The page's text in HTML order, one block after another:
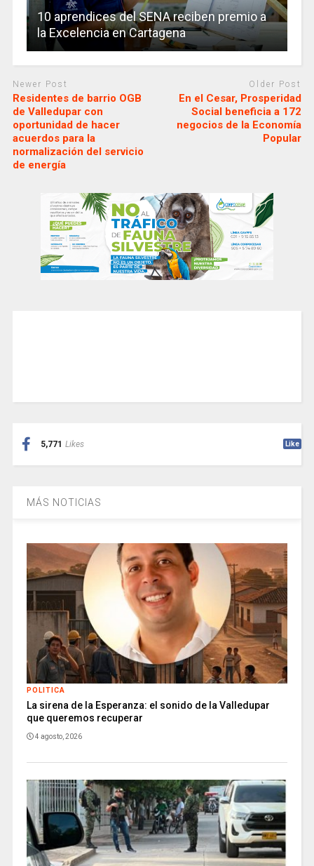
10 aprendices del SENA reciben premio a
la Excelencia en Cartagena
Newer Post
Residentes de barrio OGB
de Valledupar con
oportunidad de hacer
acuerdos para la
normalización del servicio
de energía
Older Post
En el Cesar, Prosperidad
Social beneficia a 172
negocios de la Economía
Popular
5,771 Likes Like
MÁS NOTICIAS
POLITICA
La sirena de la Esperanza: el sonido de la Valledupar
que queremos recuperar
4 agosto, 2026